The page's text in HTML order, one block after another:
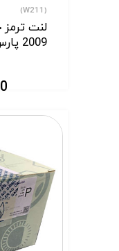
(W211)
2009 پارس (pars lent)